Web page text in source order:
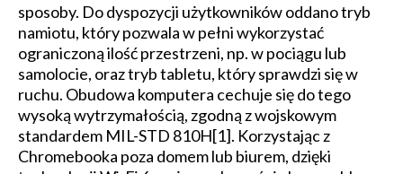
sposoby. Do dyspozycji użytkowników oddano tryb
namiotu, który pozwala w pełni wykorzystać
ograniczoną ilość przestrzeni, np. w pociągu lub
samolocie, oraz tryb tabletu, który sprawdzi się w
ruchu. Obudowa komputera cechuje się do tego
wysoką wytrzymałością, zgodną z wojskowym
standardem MIL-STD 810H[1]. Korzystając z
Chromebooka poza domem lub biurem, dzięki